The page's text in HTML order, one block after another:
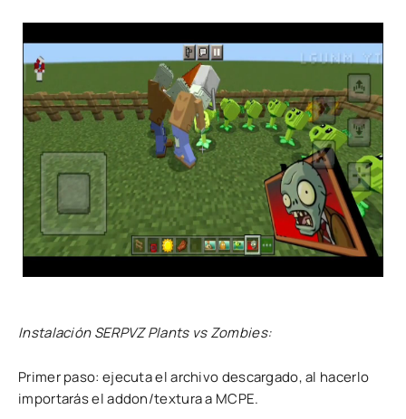
Instalación SERPVZ Plants vs Zombies:
Primer paso: ejecuta el archivo descargado, al hacerlo
importarás el addon/textura a MCPE.